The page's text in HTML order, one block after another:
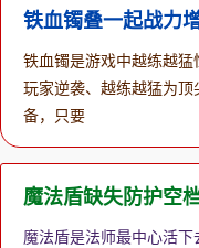
铁血镯叠一起战力
铁血镯是游戏中越练越
玩家逆袭、越练越猛为
备，只要
魔法盾缺失防护空
魔法盾是法师最中心活